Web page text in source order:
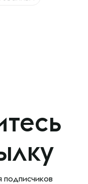
подписчиков